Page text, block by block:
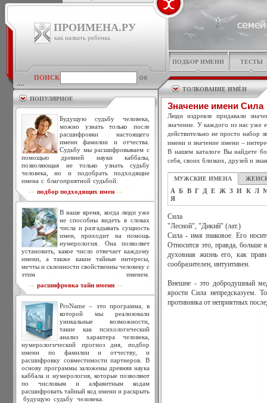
ПРОИМЕНА.РУ
как назвать ребенка
ПОИСК
ПОПУЛЯРНОЕ
Будущую судьбу человека,
можно узнать только после
расшифровки настоящего
имени фамилии и отчества.
Судьбу мы расшифровываем с
помощью древней науки каббалы,
позволяющая не только узнать судьбу
человека, но и подобрать подходящие
имена с благоприятной судьбой.
>> подбор подходящих имен <<
В наше время, когда люди уже
не способны видеть в словах
числа и разгадывать сущность
имен, приходит на помощь
нумерология. Она позволяет
установить, какое число отвечает каждому
имени, а также какие тайные интересы,
мечты и склонности свойственны человеку с
этим именем.
>> расшифровка тайн имени <<
ProName – это программа, в
которой мы реализовали
уникальные возможности,
такие как психологический
анализ характера человека,
нумерологический прогноз дня, подбор
имени по фамилии и отчеству, и
расшифровку совместимости партнеров. В
основу программы заложены древняя наука
каббала и нумерология, которые позволяют
по числовым и алфавитным кодам
расшифровать тайный код имени и раскрыть
будущую судьбу человека.
ПОДБОР ИМЕНИ ТЕСТЫ
ТОЛКОВАНИЕ ИМЁН
Значение имени Сила
Люди издревле придавали
значение. У каждого из нас уже
действительно не просто набор
имени и значение имени –
В нашем каталоге Вы найдете
себя, своих близких, друзей и
МУЖСКИЕ ИМЕНА
А Б В Г Д Е Ж З И К Л
Я
Сила
"Лесной", "Дикий" (лат.)
Сила - имя знаковое. Его
Относится это, правда,
духовная жизнь его, как
сообразителен, интуитивен.
Внешне - это добродушный
ярости Сила непредсказуем.
противника от неприятных